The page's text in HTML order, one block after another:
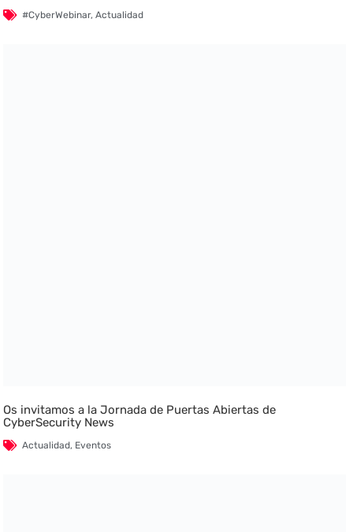
#CyberWebinar,Actualidad
Os invitamos a la Jornada de Puertas Abiertas de
CyberSecurity News
Actualidad, Eventos